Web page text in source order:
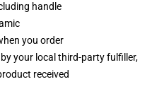
handle
you order
your local third-party fulfiller,
received